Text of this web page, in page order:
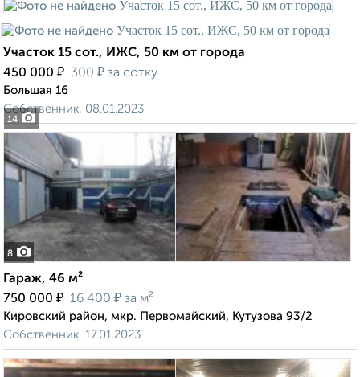
14
Участок 15 сот., ИЖС, 50 км от города
450 000 ₽ 300 ₽ за сотку
Большая 16
Собственник, 08.01.2023
8
Гараж, 46 м²
750 000 ₽ 16 400 ₽ за м²
Кировский район, мкр. Первомайский, Кутузова 93/2
Собственник, 17.01.2023